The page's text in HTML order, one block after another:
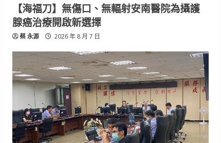
【海福刀】無傷口、無輻射安南醫院為攝護
腺癌治療開啟新選擇
蔡 永源 2026 年 8 月 7 日